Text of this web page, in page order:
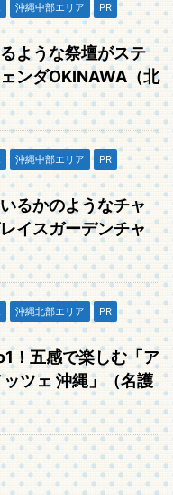
沖縄中部エリア PR
ような祭壇がステ
ンダOKINAWA（北
沖縄中部エリア PR
るかのようなチャ
イスガーデンチャ
沖縄北部エリア PR
！五感で楽しむ「ア
ツェ 沖縄」（名護